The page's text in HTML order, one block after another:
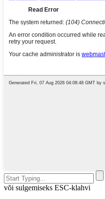
või sulgemiseks ESC-klahvi